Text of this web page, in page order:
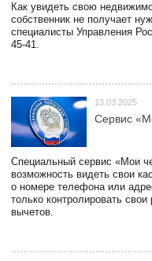
Как увидеть свою
собственник не получает
специалисты Управления
45-41.
13.03.2025
Сервис
Специальный сервис «Мои
возможность видеть свои
о номере телефона или
только контролировать
вычетов.